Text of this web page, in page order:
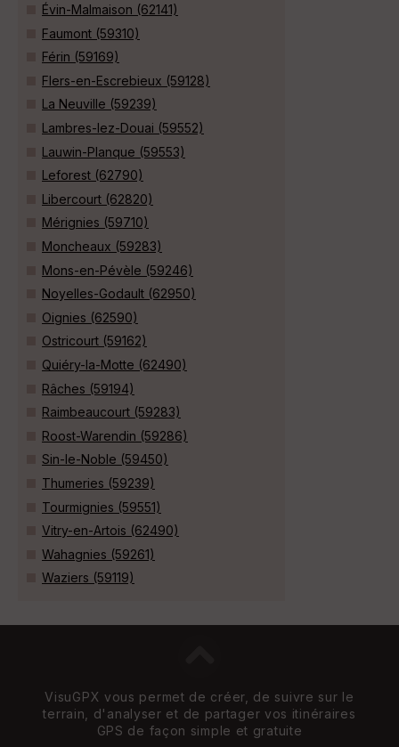
Évin-Malmaison (62141)
Faumont (59310)
Férin (59169)
Flers-en-Escrebieux (59128)
La Neuville (59239)
Lambres-lez-Douai (59552)
Lauwin-Planque (59553)
Leforest (62790)
Libercourt (62820)
Mérignies (59710)
Moncheaux (59283)
Mons-en-Pévèle (59246)
Noyelles-Godault (62950)
Oignies (62590)
Ostricourt (59162)
Quiéry-la-Motte (62490)
Râches (59194)
Raimbeaucourt (59283)
Roost-Warendin (59286)
Sin-le-Noble (59450)
Thumeries (59239)
Tourmignies (59551)
Vitry-en-Artois (62490)
Wahagnies (59261)
Waziers (59119)
VisuGPX vous permet de créer, de suivre sur le
terrain, d'analyser et de partager vos itinéraires
GPS de façon simple et gratuite